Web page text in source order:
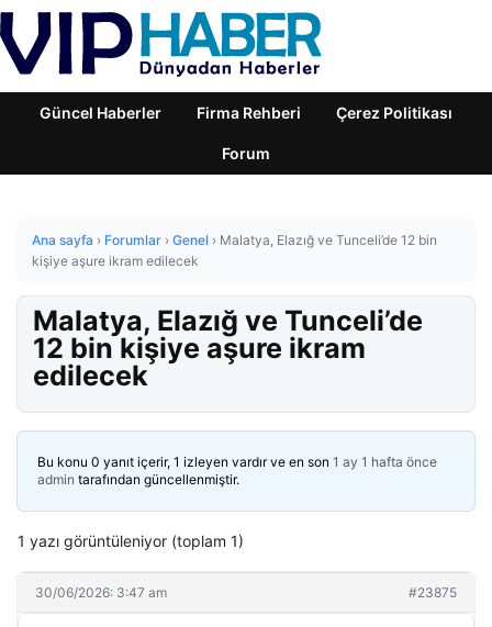
Güncel Haberler Firma Rehberi Çerez Politikası
Forum
Ana sayfa › Forumlar › Genel › Malatya, Elazığ ve Tunceli’de 12 bin
kişiye aşure ikram edilecek
Malatya, Elazığ ve Tunceli’de
12 bin kişiye aşure ikram
edilecek
Bu konu 0 yanıt içerir, 1 izleyen vardır ve en son 1 ay 1 hafta önce
admin tarafından güncellenmiştir.
1 yazı görüntüleniyor (toplam 1)
30/06/2026: 3:47 am #23875